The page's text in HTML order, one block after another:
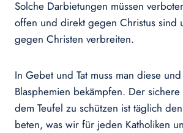
Solche Darbietungen müssen
offen und direkt gegen Christus sind
gegen Christen verbreiten.
In Gebet und Tat muss man diese
Blasphemien bekämpfen. Der
dem Teufel zu schützen ist täglich
beten, was wir für jeden Katholiken